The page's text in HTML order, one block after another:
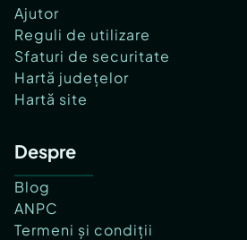
Ajutor
Reguli de utilizare
Sfaturi de securitate
Hartă județelor
Hartă site
Despre
Blog
ANPC
Termeni și condiții